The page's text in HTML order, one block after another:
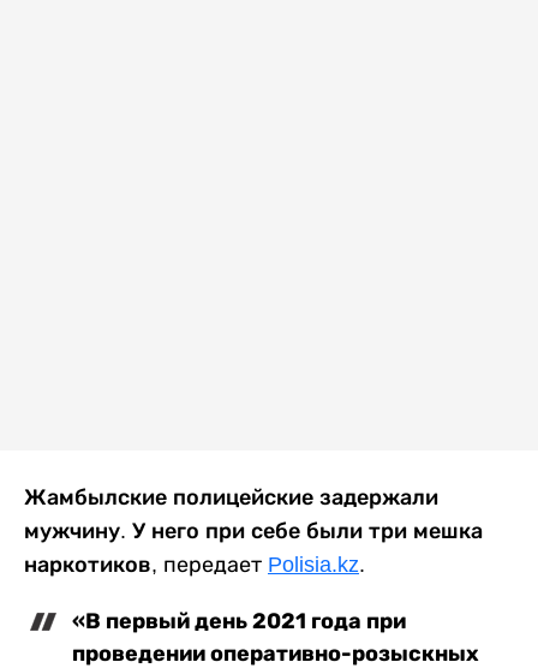
Жамбылские полицейские задержали
мужчину. У него при себе были три мешка
наркотиков, передает Polisia.kz.
«В первый день 2021 года при
проведении оперативно-розыскных